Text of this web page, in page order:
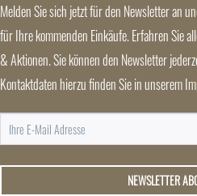
Melden Sie sich jetzt für den Newsletter an
für Ihre kommenden Einkäufe. Erfahren Sie
& Aktionen. Sie können den Newsletter
Kontaktdaten hierzu finden Sie in unserem
NEWSLETTER